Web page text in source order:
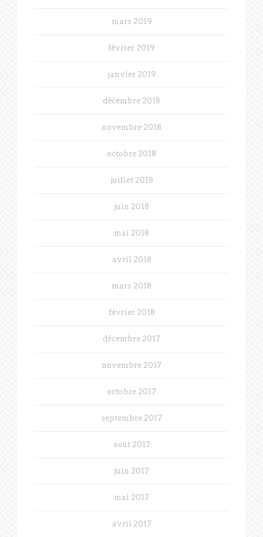
mars 2019
février 2019
janvier 2019
décembre 2018
novembre 2018
octobre 2018
juillet 2018
juin 2018
mai 2018
avril 2018
mars 2018
février 2018
décembre 2017
novembre 2017
octobre 2017
septembre 2017
août 2017
juin 2017
mai 2017
avril 2017